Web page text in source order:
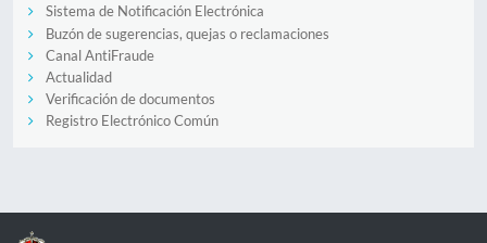
Sistema de Notificación Electrónica
Buzón de sugerencias, quejas o reclamaciones
Canal AntiFraude
Actualidad
Verificación de documentos
Registro Electrónico Común